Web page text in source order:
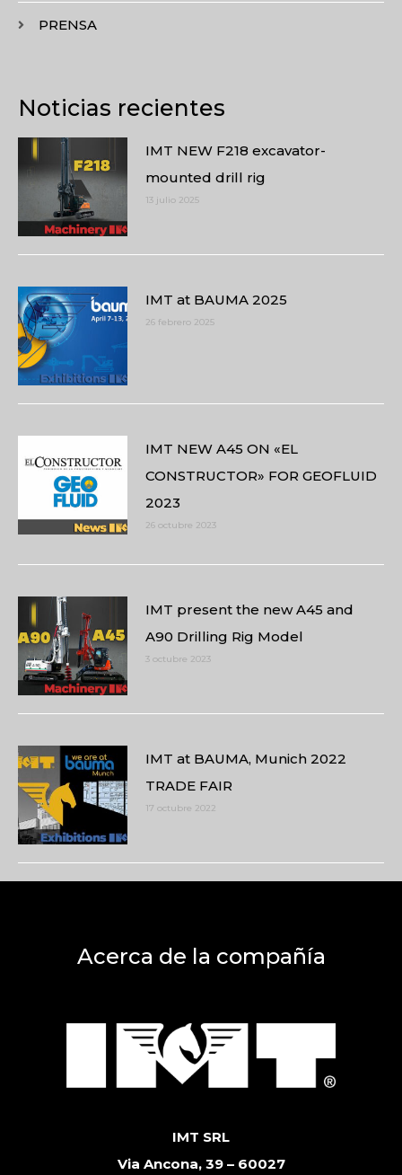
PRENSA
Noticias recientes
IMT NEW F218 excavator-
mounted drill rig
13 julio 2025
IMT at BAUMA 2025
26 febrero 2025
IMT NEW A45 ON «EL
CONSTRUCTOR» FOR GEOFLUID
2023
26 octubre 2023
IMT present the new A45 and
A90 Drilling Rig Model
3 octubre 2023
IMT at BAUMA, Munich 2022
TRADE FAIR
17 octubre 2022
Acerca de la compañía
IMT SRL
Via Ancona, 39 – 60027